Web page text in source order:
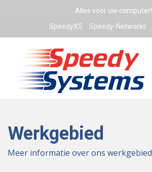
Alles voor uw computer!
SpeedyXS
Speedy-Networks
Werkgebied
Meer informatie over ons werkgebied